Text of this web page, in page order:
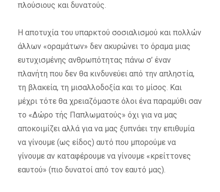
πλούσιους και δυνατούς.
Η αποτυχία του υπαρκτού σοσιαλισμού και πολλών
άλλων «οραμάτων» δεν ακυρώνει το όραμα μιας
ευτυχισμένης ανθρωπότητας πάνω σ’ έναν
πλανήτη που δεν θα κινδυνεύει από την απληστία,
τη βλακεία, τη μισαλλοδοξία και το μίσος. Και
μέχρι τότε θα χρειαζόμαστε όλοι ένα παραμύθι σαν
το «Δώρο τής Παπλωματούς» όχι για να μας
αποκοιμίζει αλλά για να μας ξυπνάει την επιθυμία
να γίνουμε (ως είδος) αυτό που μπορούμε να
γίνουμε αν καταφέρουμε να γίνουμε «κρείττονες
εαυτού» (πιο δυνατοί από τον εαυτό μας).